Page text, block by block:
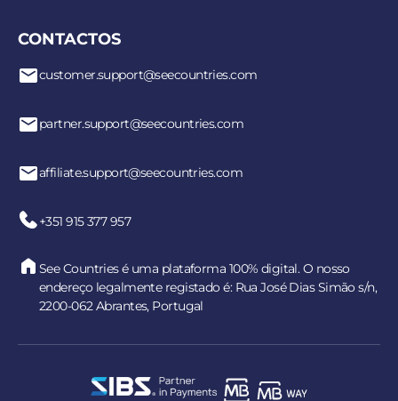
CONTACTOS
customer.support@seecountries.com
partner.support@seecountries.com
affiliate.support@seecountries.com
+351 915 377 957
See Countries é uma plataforma 100% digital. O nosso
endereço legalmente registado é: Rua José Dias Simão s/n,
2200-062 Abrantes, Portugal